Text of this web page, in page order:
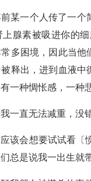
某一个人传了一个
腺素被吸进你的
多困境，因此当他
释出，进到血液
一种惆怅感，一种
一直无法减重，
该会想要试试看〔
总是说我一出生就